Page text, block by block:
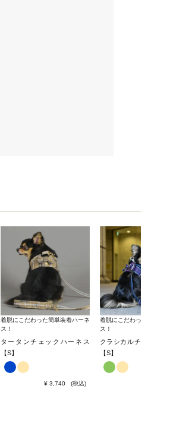
着脱にこだわった簡単装着ハーネ
ス！
タータンチェックハーネス
【S】
¥ 3,740 税込
着脱にこだわった簡単装着ハーネ
ス！
クラシカルチェックハーネス
【S】